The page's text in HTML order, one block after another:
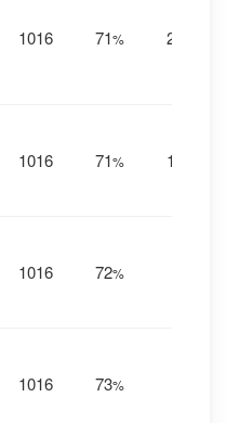
1016 71% 20
1016 71% 19
1016 72%
1016 73%